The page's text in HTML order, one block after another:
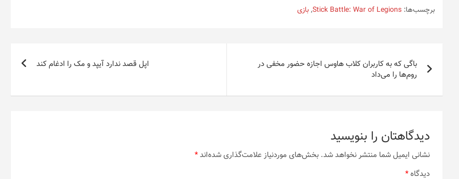
برچسب‌ها: Stick Battle: War of Legions
,بازی
راهبری
نوشتهباگی که به کاربران کلاب هاوس اجازه حضور مخفی در
روم‌ها را می‌داد
اپل قصد ندارد آیپد و مک را ادغام کند
دیدگاهتان را بنویسید
نشانی ایمیل شما منتشر نخواهد شد. بخش‌های موردنیاز علامت‌گذاری شده‌اند*
دیدگاه*